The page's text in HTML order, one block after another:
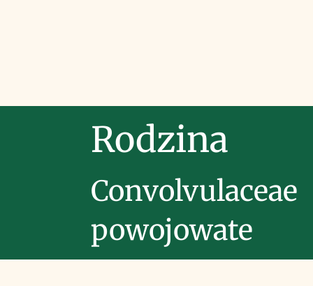
Rodzina
Convolvulaceae
powojowate